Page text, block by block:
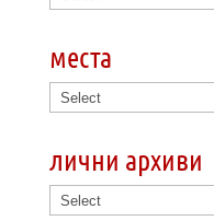
места
лични архиви